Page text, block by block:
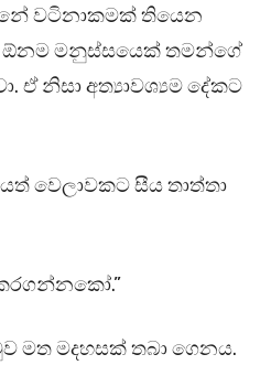
වටිනාකමක් තියෙන
ඕනම මනුස්සයෙක් තමන්ගේ
ඒ නිසා අත්‍යාවශ්‍යම දේකට
වෙලාවකට සීය තාත්තා
කරගන්නකෝ.”
මත මදහසක් තබා ගෙනය.